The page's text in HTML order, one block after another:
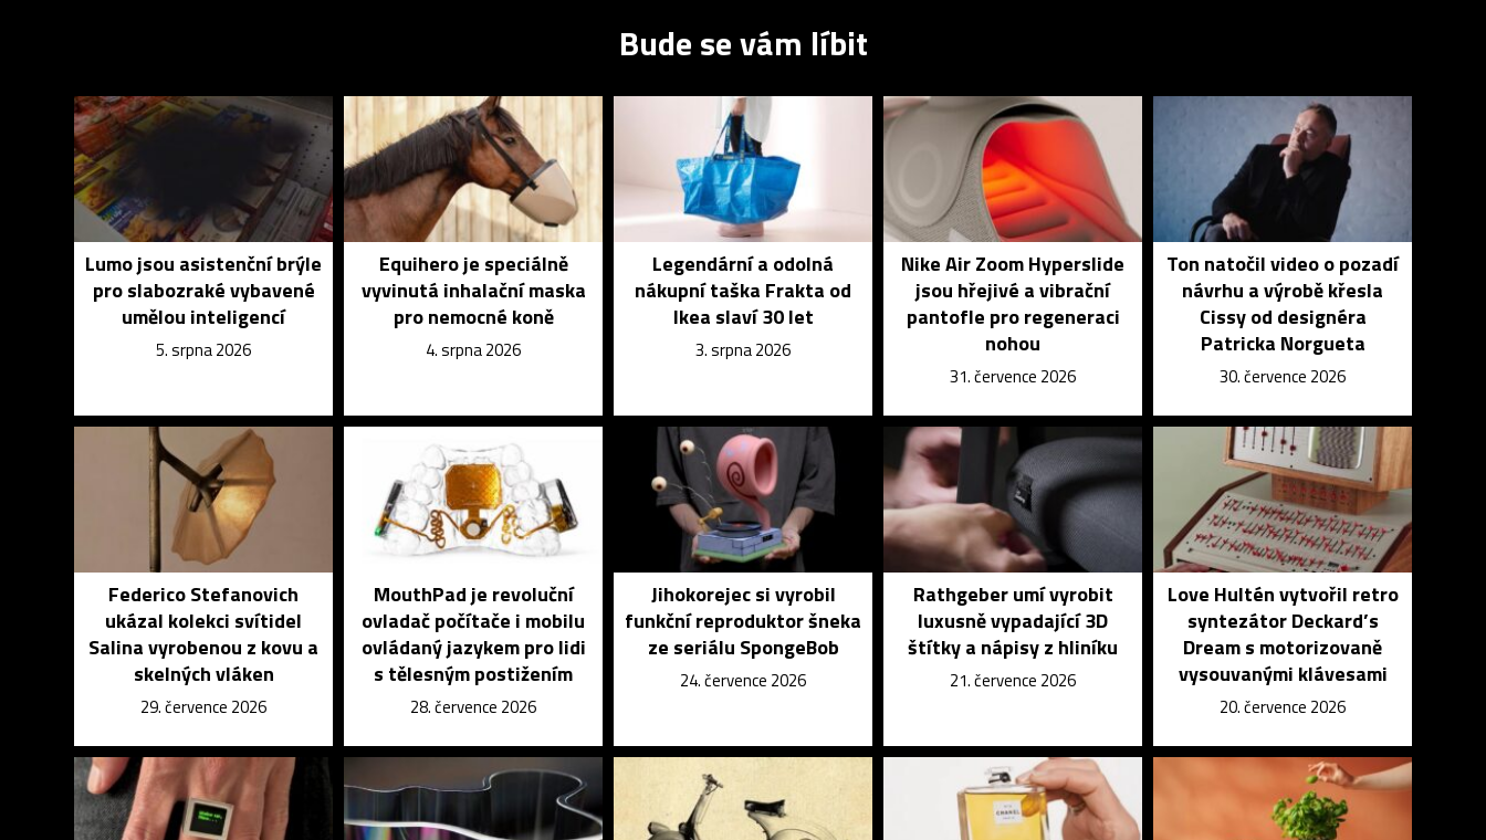
Bude se vám líbit
Lumo jsou asistenční brýle
pro slabozraké vybavené
umělou inteligencí
5. srpna 2026
Equihero je speciálně
vyvinutá inhalační maska
pro nemocné koně
4. srpna 2026
Legendární a odolná
nákupní taška Frakta od
Ikea slaví 30 let
3. srpna 2026
Nike Air Zoom Hyperslide
jsou hřejivé a vibrační
pantofle pro regeneraci
nohou
31. července 2026
Ton natočil video o pozadí
návrhu a výrobě křesla
Cissy od designéra
Patricka Norgueta
30. července 2026
Federico Stefanovich
ukázal kolekci svítidel
Salina vyrobenou z kovu a
skelných vláken
29. července 2026
MouthPad je revoluční
ovladač počítače i mobilu
ovládaný jazykem pro lidi
s tělesným postižením
28. července 2026
Jihokorejec si vyrobil
funkční reproduktor šneka
ze seriálu SpongeBob
24. července 2026
Rathgeber umí vyrobit
luxusně vypadající 3D
štítky a nápisy z hliníku
21. července 2026
Love Hultén vytvořil retro
syntezátor Deckard’s
Dream s motorizovaně
vysouvanými klávesami
20. července 2026